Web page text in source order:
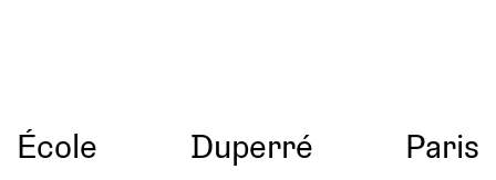
École Duperré Paris